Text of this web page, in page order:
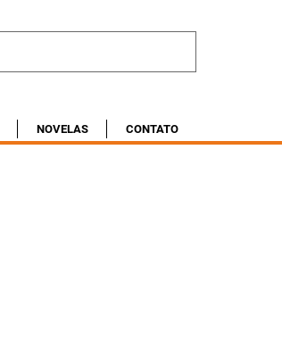
NOVELAS CONTATO